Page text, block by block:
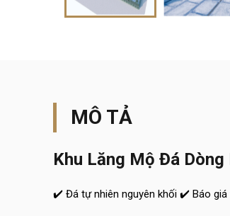
MÔ TẢ
Khu Lăng Mộ Đá
✔️ Đá tự nhiên nguyên khối ✔️ Báo